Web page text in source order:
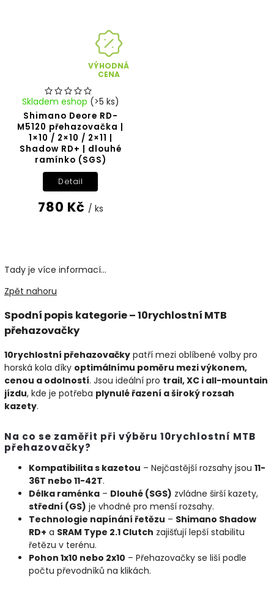
VÝHODNÁ
CENA
Shimano Deore RD-
M5120 přehazovačka |
1×10 / 2×10 / 2×11 |
Shadow RD+ | dlouhé
ramínko (SGS)
Skladem eshop (>5 ks)
780 Kč / ks
Detail
Tady je více informací...
Zpět nahoru
Spodní popis kategorie – 10rychlostní MTB
přehazovačky
10rychlostní přehazovačky patří mezi oblíbené volby pro
horská kola díky optimálnímu poměru mezi výkonem,
cenou a odolností. Jsou ideální pro trail, XC i all-mountain
jízdu, kde je potřeba plynulé řazení a široký rozsah
kazety.
Na co se zaměřit při výběru 10rychlostní MTB
přehazovačky?
Kompatibilita s kazetou – Nejčastější rozsahy jsou 11-
36T nebo 11-42T.
Délka raménka – Dlouhé (SGS) zvládne širší kazety,
střední (GS) je vhodné pro menší rozsahy.
Technologie napínání řetězu – Shimano Shadow
RD+ a SRAM Type 2.1 Clutch zajišťují lepší stabilitu
řetězu v terénu.
Pohon 1x10 nebo 2x10 – Přehazovačky se liší podle
počtu převodníků na klikách.